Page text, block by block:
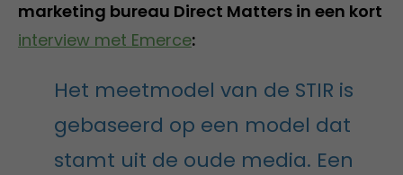
marketing bureau Direct Matters in een kort
interview met Emerce:
Het meetmodel van de STIR is
gebaseerd op een model dat
stamt uit de oude media. Een